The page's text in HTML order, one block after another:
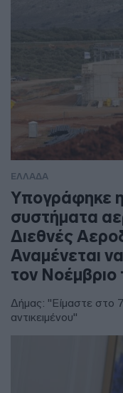
ΕΛΛΑΔΑ
Υπογράφηκε
συστήματα
Διεθνές
Αναμένεται
τον Νοέμβριο
Δήμας: "Είμαστε στο
αντικειμένου"